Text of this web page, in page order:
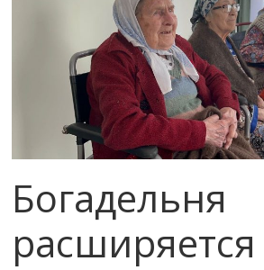
Богадельня
расширяется